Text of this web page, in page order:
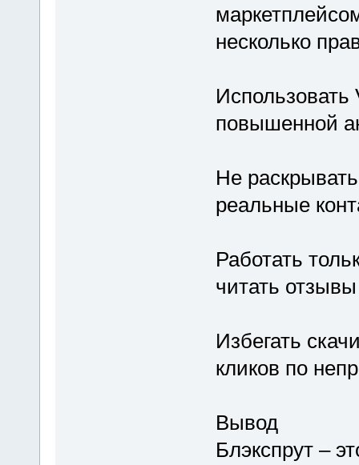
несколько
Использовать
повышенной
Не
реальные
Работать
читать
Избегать
кликов по
Вывод
Блэкспрут –